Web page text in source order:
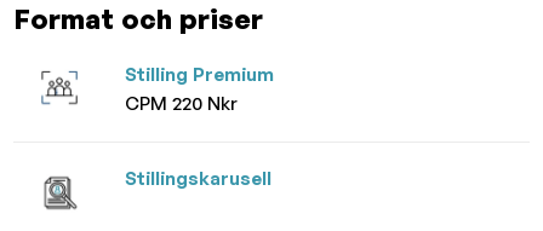
Format och priser
Stilling Premium
CPM 220 Nkr
Stillingskarusell